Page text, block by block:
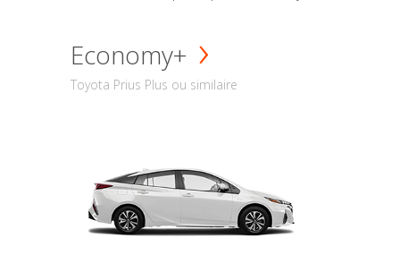
Economy+
Toyota Prius Plus ou similaire